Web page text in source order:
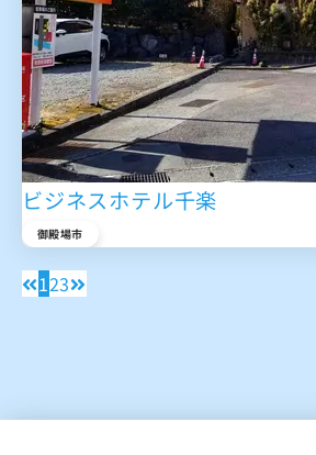
ビジネスホテル千楽
御殿場市
123